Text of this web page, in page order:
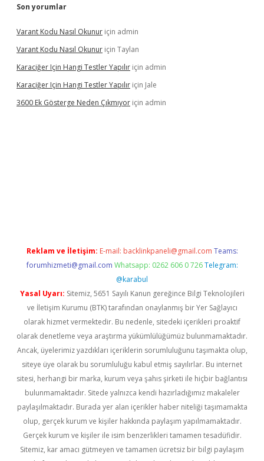
Son yorumlar
Varant Kodu Nasıl Okunur için admin
Varant Kodu Nasıl Okunur için Taylan
Karaciğer Için Hangi Testler Yapılır için admin
Karaciğer Için Hangi Testler Yapılır için Jale
3600 Ek Gösterge Neden Çıkmıyor için admin
Reklam ve İletişim: E-mail: backlinkpaneli@gmail.com Teams:
forumhizmeti@gmail.com Whatsapp: 0262 606 0 726 Telegram:
@karabul
Yasal Uyarı: Sitemiz, 5651 Sayılı Kanun gereğince Bilgi Teknolojileri
ve İletişim Kurumu (BTK) tarafından onaylanmış bir Yer Sağlayıcı
olarak hizmet vermektedir. Bu nedenle, sitedeki içerikleri proaktif
olarak denetleme veya araştırma yükümlülüğümüz bulunmamaktadır.
Ancak, üyelerimiz yazdıkları içeriklerin sorumluluğunu taşımakta olup,
siteye üye olarak bu sorumluluğu kabul etmiş sayılırlar. Bu internet
sitesi, herhangi bir marka, kurum veya şahıs şirketi ile hiçbir bağlantısı
bulunmamaktadır. Sitede yalnızca kendi hazırladığımız makaleler
paylaşılmaktadır. Burada yer alan içerikler haber niteliği taşımamakta
olup, gerçek kurum ve kişiler hakkında paylaşım yapılmamaktadır.
Gerçek kurum ve kişiler ile isim benzerlikleri tamamen tesadüfidir.
Sitemiz, kar amacı gütmeyen ve tamamen ücretsiz bir bilgi paylaşım